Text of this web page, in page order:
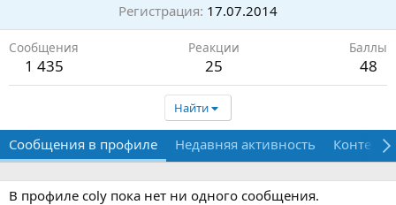
Регистрация 17.07.2014
Сообщения
1 435
Реакции
25
Баллы
48
Найти
Сообщения в профиле Недавняя активность Контент
В профиле coly пока нет ни одного сообщения.